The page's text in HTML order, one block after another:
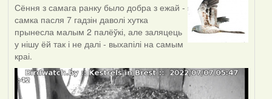
Сёння з самага ранку было добра з ежай -
самка пасля 7 гадзін даволі хутка
прынесла малым 2 палёўкі, але заляцець
у нішу ёй так і не далі - выхапілі на самым
краі.